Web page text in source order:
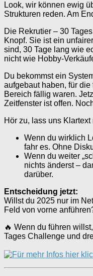
Look, wir können ewig
Strukturen reden. Am
Die Rekrutier – 30
Knopf. Sie ist ein
sind, 30 Tage lang wie
nicht wie Hobby-
Du bekommst ein
aufgebaut haben, für
Bereich fällig waren.
Zeitfenster ist offen.
Hör zu, lass uns Klartext
Wenn du wirklich
fahr es. Ohne
Wenn du weiter
nichts änderst –
darüber.
Entscheidung jetzt:
Willst du 2025 nur im
Feld von vorne
🔥 Wenn du führen
Tages Challenge und